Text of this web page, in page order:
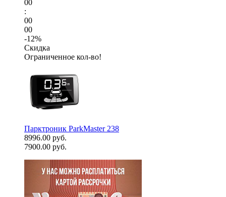
00
:
00
00
-12%
Скидка
Ограниченное кол-во!
Парктроник ParkMaster 238
8996.00 руб.
7900.00 руб.